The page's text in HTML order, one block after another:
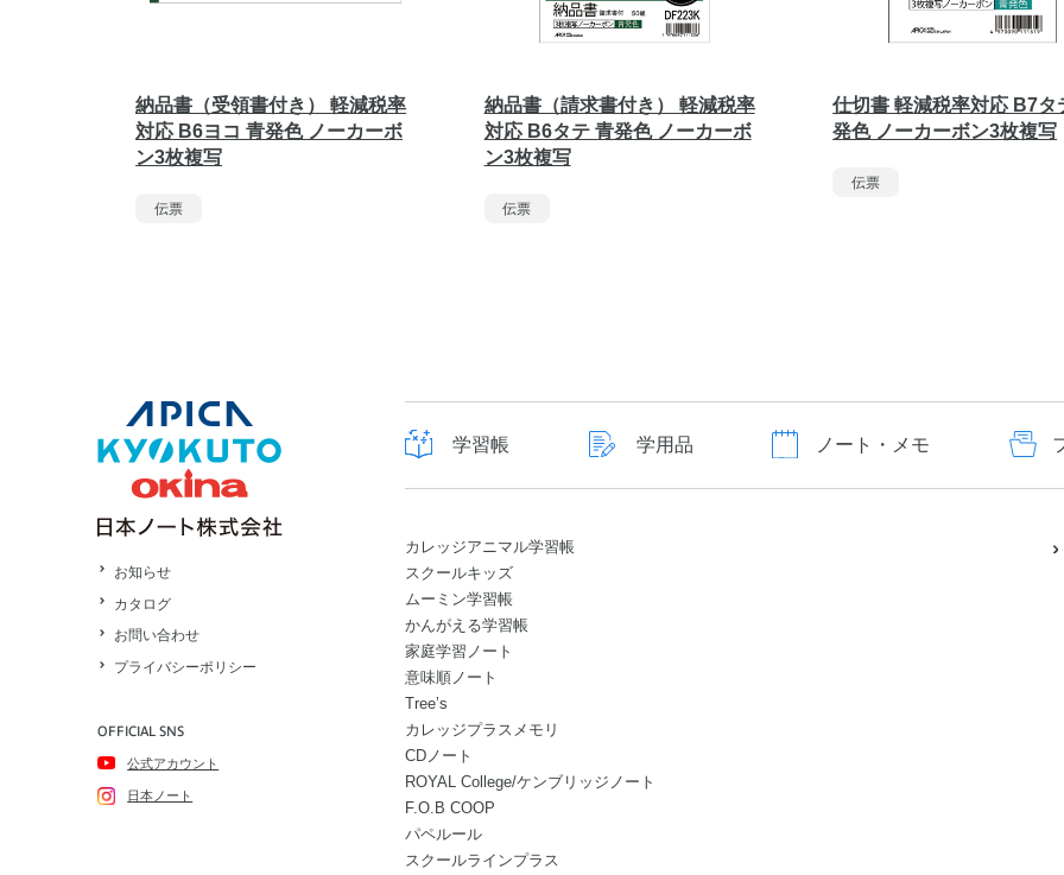
納品書（受領書付き） 軽減税率
対応 B6ヨコ 青発色 ノーカーボ
ン3枚複写
伝票
納品書（請求書付き） 軽減税率
対応 B6タテ 青発色 ノーカーボ
ン3枚複写
伝票
仕切書 軽減税率対応 B7タ
発色 ノーカーボン3枚複写
伝票
お知らせ
カタログ
お問い合わせ
プライバシーポリシー
OFFICIAL SNS
公式アカウント
日本ノート
学習帳 学用品 ノート・メモ
カレッジアニマル学習帳
スクールキッズ
ムーミン学習帳
かんがえる学習帳
家庭学習ノート
意味順ノート
Tree’s
カレッジプラスメモリ
CDノート
ROYAL College/ケンブリッジノート
F.O.B COOP
パペルール
スクールラインプラス